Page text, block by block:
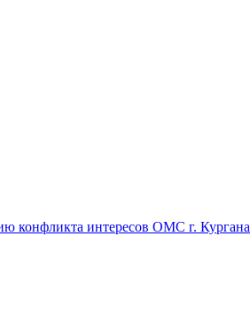
конфликта интересов ОМС г. Кургана